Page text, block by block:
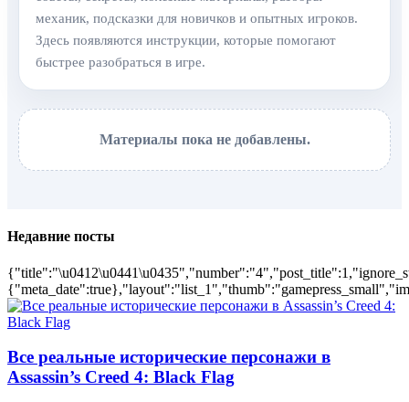
механик, подсказки для новичков и опытных игроков.
Здесь появляются инструкции, которые помогают
быстрее разобраться в игре.
Материалы пока не добавлены.
Недавние посты
Все реальные исторические персонажи в
Assassin’s Creed 4: Black Flag